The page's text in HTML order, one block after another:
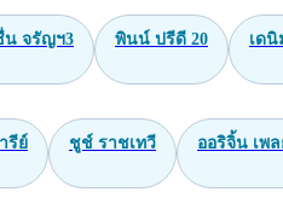
จรัญฯ3 พินน์ ปรีดี 20 เดนิ
รีย์ ชูช์ ราชเทวี ออริจิ้น เพ